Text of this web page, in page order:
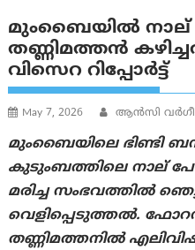
മുംബൈയിൽ നാല്
തണ്ണിമത്തൻ
വിസെറ റിപ്പോർട്ട്
May 7, 2026 ആന്‍സി
മുംബൈയിലെ ഭിണ്ടി
കുടുംബത്തിലെ നാല്
മരിച്ച സംഭവത്തിൽ
വെളിപ്പെടുത്തൽ.
തണ്ണിമത്തനിൽ